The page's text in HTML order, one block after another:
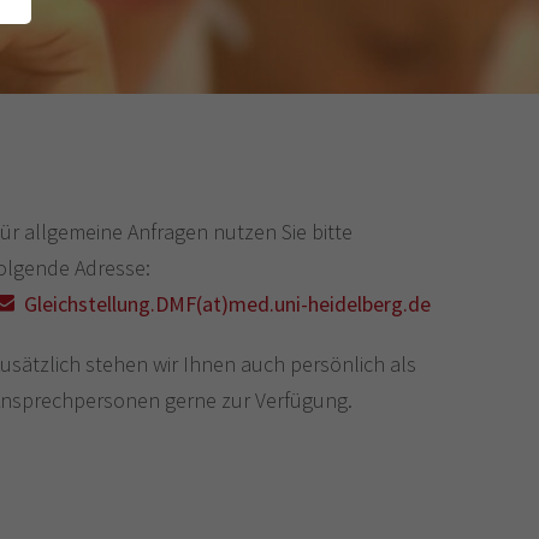
allgemeine Anfragen nutzen Sie bitte
Adresse:
Gleichstellung.DMF(at)med.uni-heidelberg.de
stehen wir Ihnen auch persönlich als
gerne zur Verfügung.